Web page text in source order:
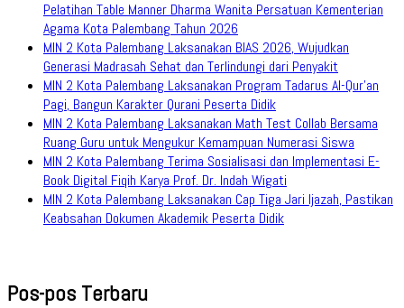
Pelatihan Table Manner Dharma Wanita Persatuan Kementerian
Agama Kota Palembang Tahun 2026
MIN 2 Kota Palembang Laksanakan BIAS 2026, Wujudkan
Generasi Madrasah Sehat dan Terlindungi dari Penyakit
MIN 2 Kota Palembang Laksanakan Program Tadarus Al-Qur’an
Pagi, Bangun Karakter Qurani Peserta Didik
MIN 2 Kota Palembang Laksanakan Math Test Collab Bersama
Ruang Guru untuk Mengukur Kemampuan Numerasi Siswa
MIN 2 Kota Palembang Terima Sosialisasi dan Implementasi E-
Book Digital Fiqih Karya Prof. Dr. Indah Wigati
MIN 2 Kota Palembang Laksanakan Cap Tiga Jari Ijazah, Pastikan
Keabsahan Dokumen Akademik Peserta Didik
Pos-pos Terbaru